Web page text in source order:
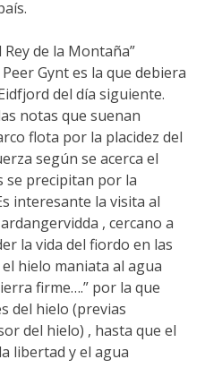
de la Montaña”
Gynt es la que debiera
del día siguiente.
notas que suenan
flota por la placidez del
según se acerca el
se precipitan por la
interesante la visita al
, cercano a
la vida del fiordo en las
hielo maniata al agua
firme….” por la que
del hielo (previas
del hielo) , hasta que el
libertad y el agua